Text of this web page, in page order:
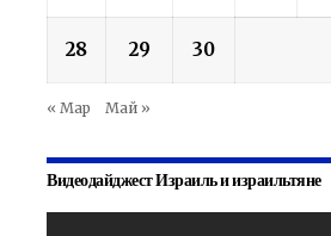
28 29 30
« Мар Май »
Видеодайджест Израиль и израильтяне